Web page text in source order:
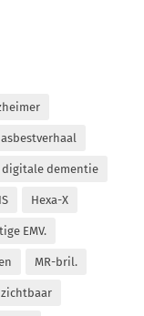
asbestverhaal
digitale dementie
Hexa-X
EMV.
MR-bril.